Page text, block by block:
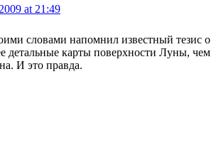
at 21:49
словами напомнил известный тезис о
детальные карты поверхности Луны, чем
И это правда.